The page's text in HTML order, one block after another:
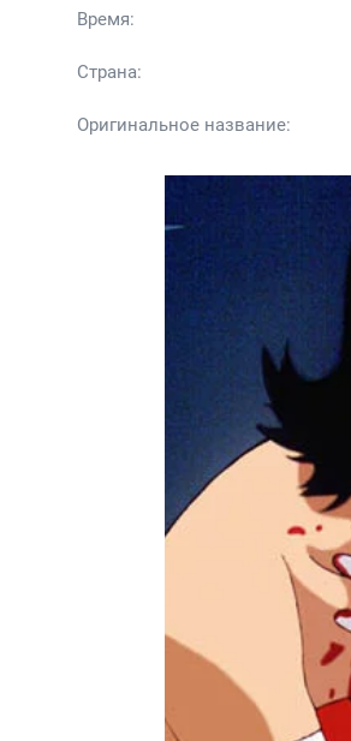
Время:
Страна:
Оригинальное название: